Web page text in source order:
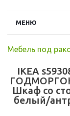
МЕНЮ
Мебель под
IKEA
Шкаф со
белый/